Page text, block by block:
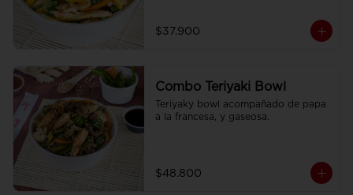
$37.900
Combo Teriyaki Bowl
Teriyaky bowl acompañado de papa
a la francesa, y gaseosa.
$48.800